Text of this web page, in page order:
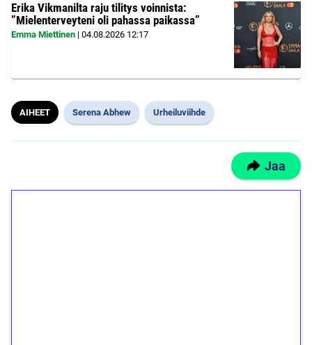
Erika Vikmanilta raju tilitys voinnista:
”Mielenterveyteni oli pahassa paikassa”
Emma Miettinen | 04.08.2026 12:17
AIHEET Serena Abhew Urheiluviihde
Jaa